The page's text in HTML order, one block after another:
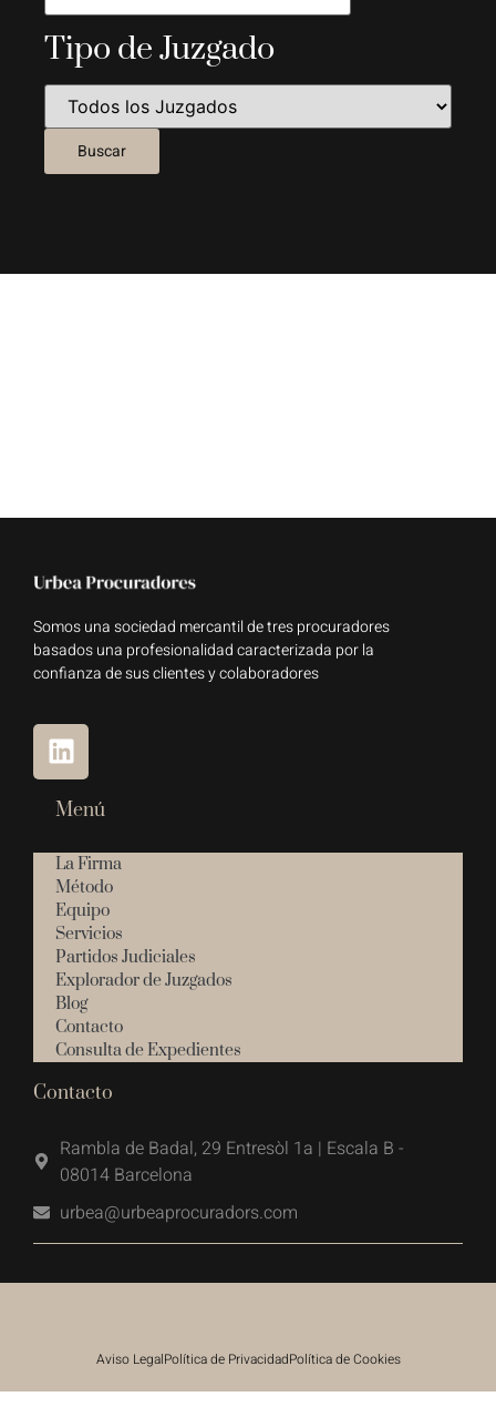
Tipo de Juzgado
Somos una sociedad mercantil de tres procuradores
basados una profesionalidad caracterizada por la
confianza de sus clientes y colaboradores
Menú
La Firma
Método
Equipo
Servicios
Partidos Judiciales
Explorador de Juzgados
Blog
Contacto
Consulta de Expedientes
Contacto
Rambla de Badal, 29 Entresòl 1a | Escala B -
08014 Barcelona
urbea@urbeaprocuradors.com
Aviso LegalPolítica de PrivacidadPolítica de Cookies